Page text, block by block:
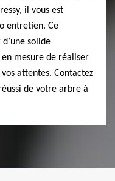
il vous est
entretien. Ce
solide
mesure de réaliser
attentes. Contactez
de votre arbre à